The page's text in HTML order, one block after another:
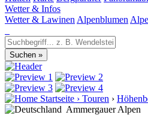
Wetter & Infos
Wetter & Lawinen Alpenblumen
Startseite › Touren ›
Ammergauer Alpen